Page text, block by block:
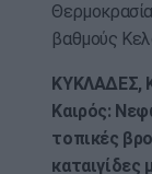
βαθμούς
ΚΥΚΛΑΔΕΣ,
Καιρός:
τοπικές
καταιγίδες